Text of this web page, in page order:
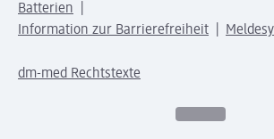
Batterien
Information zur Barrierefreiheit
dm-med Rechtstexte